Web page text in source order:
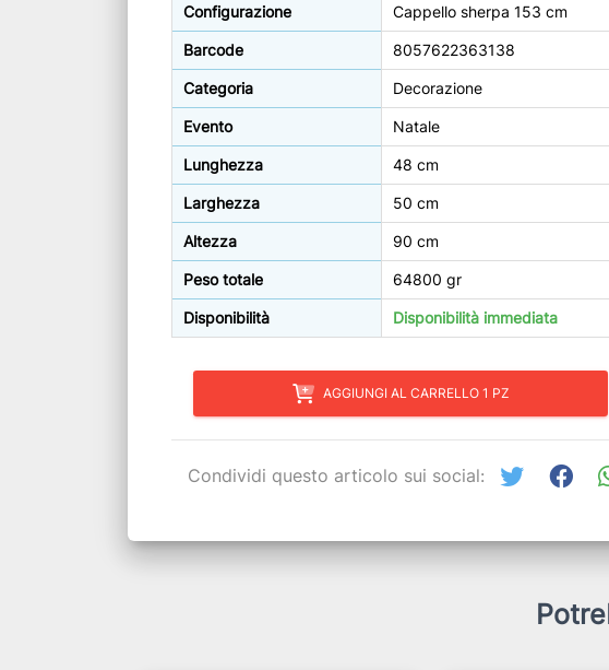
Configurazione Cappello sherpa 153 cm
Barcode 8057622363138
Categoria Decorazione
Evento Natale
Lunghezza 48 cm
Larghezza 50 cm
Altezza 90 cm
Peso totale 64800 gr
Disponibilità Disponibilità immediata
AGGIUNGI AL CARRELLO 1 PZ
Condividi questo articolo sui social: